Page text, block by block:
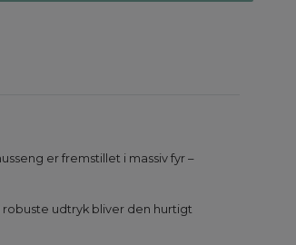
er fremstillet i massiv fyr –
udtryk bliver den hurtigt